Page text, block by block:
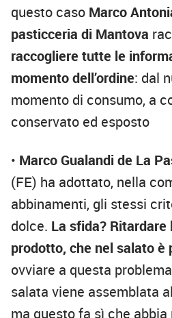
questo caso Marco
pasticceria di Mantova
raccogliere tutte le
momento dell’ordine: dal
momento di consumo, a
conservato ed esposto
• Marco Gualandi de La
(FE) ha adottato, nella
abbinamenti, gli stessi
dolce. La sfida? Ritardare
prodotto, che nel salato è
ovviare a questa
salata viene assemblata
ma questo fa sì che abbia